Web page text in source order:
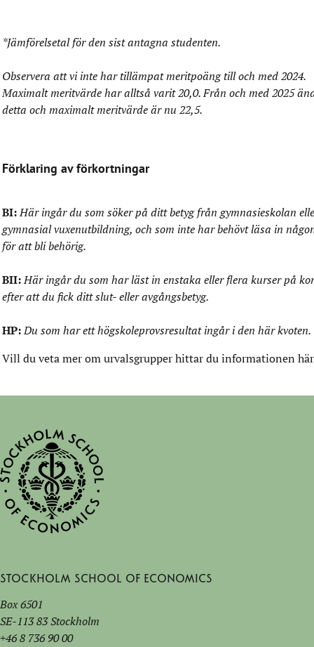
*Jämförelsetal för den sist antagna studenten.
Observera att vi inte har tillämpat meritpoäng till och med 2024.
Maximalt meritvärde har alltså varit 20,0. Från och med 2025
detta och maximalt meritvärde är nu 22,5.
Förklaring av förkortningar
BI:Här ingår du som söker på ditt betyg från gymnasieskolan
gymnasial vuxenutbildning, och som inte har behövt läsa in
för att bli behörig.
BII:Här ingår du som har läst in enstaka eller flera kurser på
efter att du fick ditt slut- eller avgångsbetyg.
HP:Du som har ett högskoleprovsresultat ingår i den här kvoten.
Vill du veta mer om urvalsgrupper hittar du informationen här
Stockholm School of Economics
Box 6501
SE-113 83 Stockholm
+46 8 736 90 00